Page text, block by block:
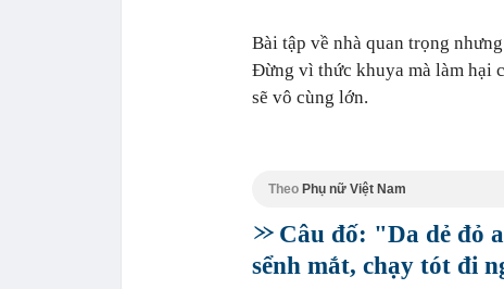
Bài tập về nhà quan trọng
Đừng vì thức khuya mà làm hại
sẽ vô cùng lớn.
Theo Phụ nữ Việt Nam
Câu đố: "Da dẻ đỏ
sểnh mắt, chạy tót đi